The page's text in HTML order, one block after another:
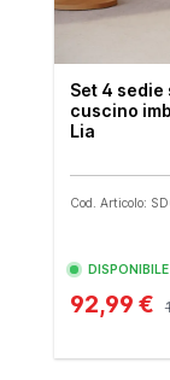
Set 4
cuscino
Lia
Cod. Articolo:
DISPONIBILE
92,99 €